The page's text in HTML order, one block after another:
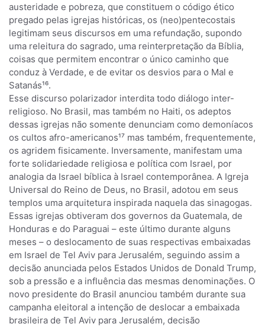
austeridade e pobreza, que constituem o código ético
pregado pelas igrejas históricas, os (neo)pentecostais
legitimam seus discursos em uma refundação, supondo
uma releitura do sagrado, uma reinterpretação da Bíblia,
coisas que permitem encontrar o único caminho que
conduz à Verdade, e de evitar os desvios para o Mal e
Satanás¹⁶.
Esse discurso polarizador interdita todo diálogo inter-
religioso. No Brasil, mas também no Haiti, os adeptos
dessas igrejas não somente denunciam como demoníacos
os cultos afro-americanos¹⁷ mas também, frequentemente,
os agridem fisicamente. Inversamente, manifestam uma
forte solidariedade religiosa e política com Israel, por
analogia da Israel bíblica à Israel contemporânea. A Igreja
Universal do Reino de Deus, no Brasil, adotou em seus
templos uma arquitetura inspirada naquela das sinagogas.
Essas igrejas obtiveram dos governos da Guatemala, de
Honduras e do Paraguai – este último durante alguns
meses – o deslocamento de suas respectivas embaixadas
em Israel de Tel Aviv para Jerusalém, seguindo assim a
decisão anunciada pelos Estados Unidos de Donald Trump,
sob a pressão e a influência das mesmas denominações. O
novo presidente do Brasil anunciou também durante sua
campanha eleitoral a intenção de deslocar a embaixada
brasileira de Tel Aviv para Jerusalém, decisão